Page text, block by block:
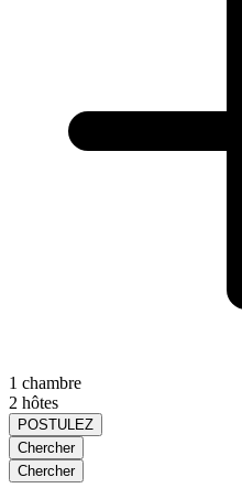
1 chambre
2 hôtes
POSTULEZ
Chercher
Chercher